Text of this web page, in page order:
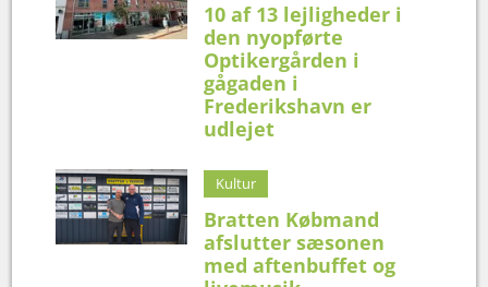
10 af 13 lejligheder i
den nyopførte
Optikergården i
gågaden i
Frederikshavn er
udlejet
Kultur
Bratten Købmand
afslutter sæsonen
med aftenbuffet og